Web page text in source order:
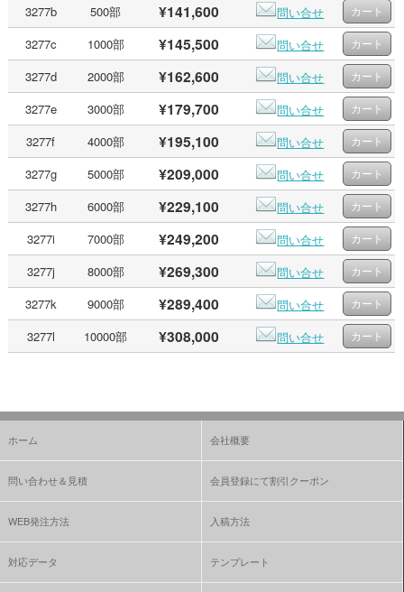
3277b
500部 ¥141,600
問い合せ
3277c
1000部 ¥145,500
問い合せ
3277d
2000部 ¥162,600
問い合せ
3277e
3000部 ¥179,700
問い合せ
3277f
4000部 ¥195,100
問い合せ
3277g
5000部 ¥209,000
問い合せ
3277h
6000部 ¥229,100
問い合せ
3277i
7000部 ¥249,200
問い合せ
3277j
8000部 ¥269,300
問い合せ
3277k
9000部 ¥289,400
問い合せ
3277l
10000部 ¥308,000 問い合せ
ホーム 会社概要
問い合わせ＆見積 会員登録にて割引クーポン
WEB発注方法 入稿方法
対応データ テンプレート